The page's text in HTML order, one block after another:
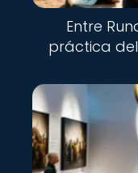
Entre
práctica